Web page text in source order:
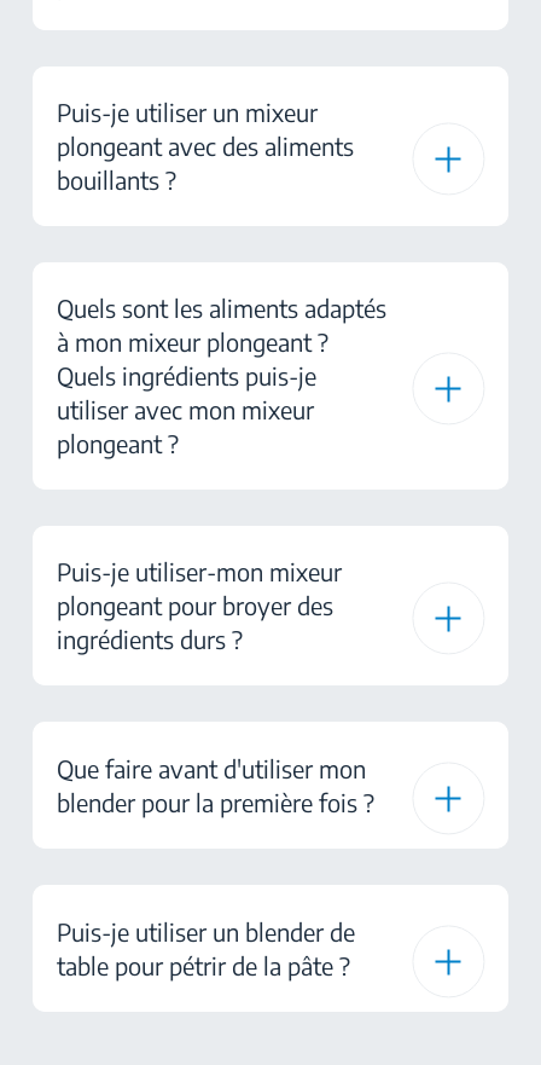
Puis-je utiliser un mixeur
plongeant avec des aliments
bouillants ?
Quels sont les aliments adaptés
à mon mixeur plongeant ?
Quels ingrédients puis-je
utiliser avec mon mixeur
plongeant ?
Puis-je utiliser-mon mixeur
plongeant pour broyer des
ingrédients durs ?
Que faire avant d'utiliser mon
blender pour la première fois ?
Puis-je utiliser un blender de
table pour pétrir de la pâte ?